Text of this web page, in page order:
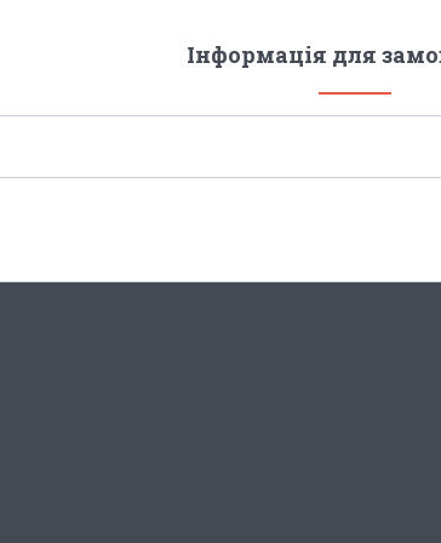
Інформація для